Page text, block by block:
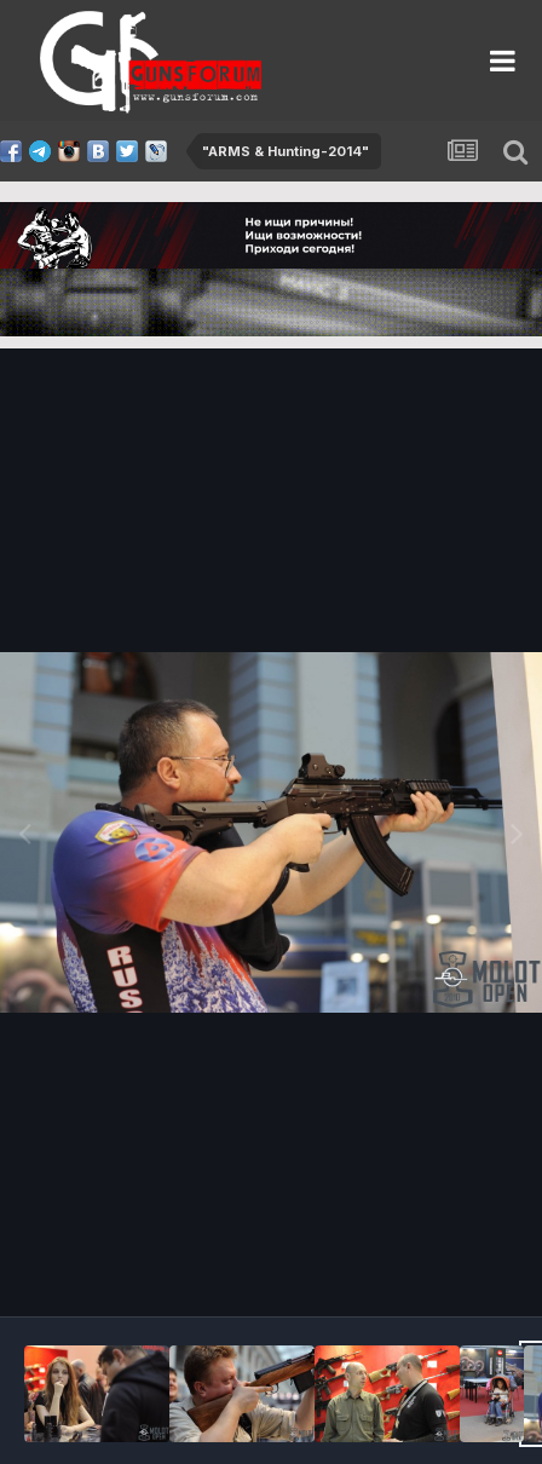
"ARMS & Hunting-2014"